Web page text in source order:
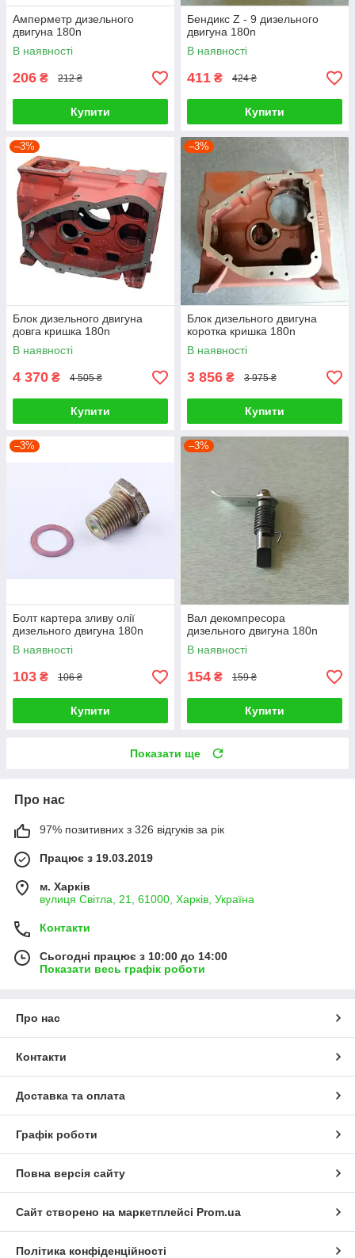
Амперметр дизельного
двигуна 180n
В наявності
206 ₴ 212 ₴
Купити
Бендикс Z - 9 дизельного
двигуна 180n
В наявності
411 ₴ 424 ₴
Купити
–3%
Блок дизельного двигуна
довга кришка 180n
В наявності
4 370 ₴ 4 505 ₴
Купити
–3%
Блок дизельного двигуна
коротка кришка 180n
В наявності
3 856 ₴ 3 975 ₴
Купити
–3%
Болт картера зливу олії
дизельного двигуна 180n
В наявності
103 ₴ 106 ₴
Купити
–3%
Вал декомпресора
дизельного двигуна 180n
В наявності
154 ₴ 159 ₴
Купити
Показати ще
Про нас
97% позитивних з 326 відгуків за рік
Працює з 19.03.2019
м. Харків
вулиця Світла, 21, 61000, Харків, Україна
Контакти
Сьогодні працює з 10:00 до 14:00
Показати весь графік роботи
Про нас
Контакти
Доставка та оплата
Графік роботи
Повна версія сайту
Сайт створено на маркетплейсі Prom.ua
Політика конфіденційності